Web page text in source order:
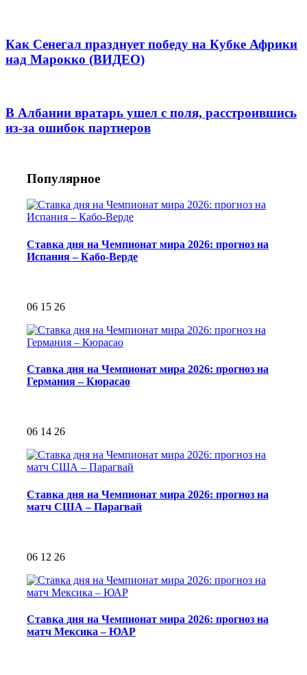
Как Сенегал празднует победу на Кубке Африки
над Марокко (ВИДЕО)
В Албании вратарь ушел с поля, расстроившись
из-за ошибок партнеров
Популярное
Ставка дня на Чемпионат мира 2026: прогноз на
Испания – Кабо-Верде
06 15 26
Ставка дня на Чемпионат мира 2026: прогноз на
Германия – Кюрасао
06 14 26
Ставка дня на Чемпионат мира 2026: прогноз на
матч США – Парагвай
06 12 26
Ставка дня на Чемпионат мира 2026: прогноз на
матч Мексика – ЮАР